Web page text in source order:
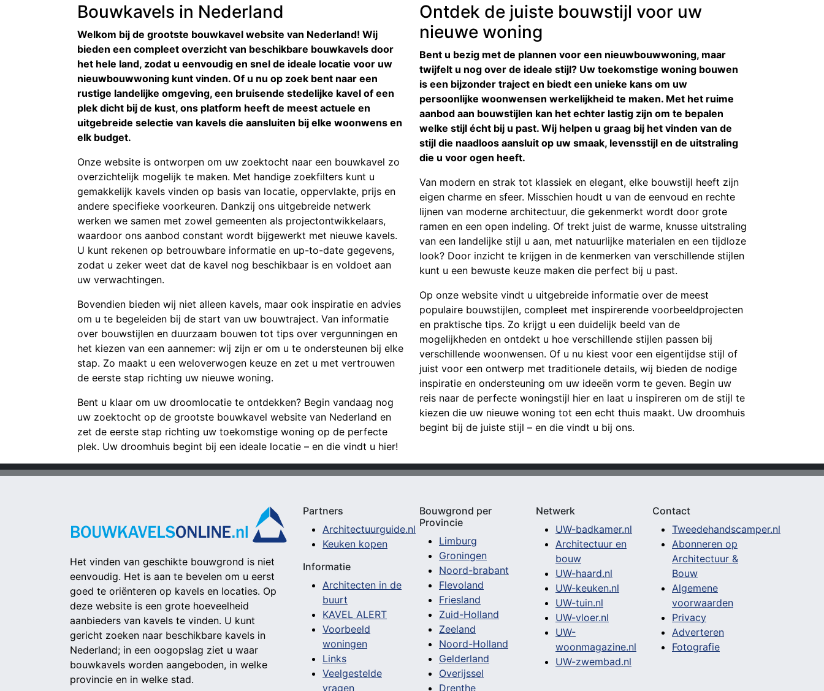
Bouwkavels in Nederland
Welkom bij de grootste bouwkavel website van Nederland! Wij
bieden een compleet overzicht van beschikbare bouwkavels door
het hele land, zodat u eenvoudig en snel de ideale locatie voor uw
nieuwbouwwoning kunt vinden. Of u nu op zoek bent naar een
rustige landelijke omgeving, een bruisende stedelijke kavel of een
plek dicht bij de kust, ons platform heeft de meest actuele en
uitgebreide selectie van kavels die aansluiten bij elke woonwens en
elk budget.
Onze website is ontworpen om uw zoektocht naar een bouwkavel zo
overzichtelijk mogelijk te maken. Met handige zoekfilters kunt u
gemakkelijk kavels vinden op basis van locatie, oppervlakte, prijs en
andere specifieke voorkeuren. Dankzij ons uitgebreide netwerk
werken we samen met zowel gemeenten als projectontwikkelaars,
waardoor ons aanbod constant wordt bijgewerkt met nieuwe kavels.
U kunt rekenen op betrouwbare informatie en up-to-date gegevens,
zodat u zeker weet dat de kavel nog beschikbaar is en voldoet aan
uw verwachtingen.
Bovendien bieden wij niet alleen kavels, maar ook inspiratie en advies
om u te begeleiden bij de start van uw bouwtraject. Van informatie
over bouwstijlen en duurzaam bouwen tot tips over vergunningen en
het kiezen van een aannemer: wij zijn er om u te ondersteunen bij elke
stap. Zo maakt u een weloverwogen keuze en zet u met vertrouwen
de eerste stap richting uw nieuwe woning.
Bent u klaar om uw droomlocatie te ontdekken? Begin vandaag nog
uw zoektocht op de grootste bouwkavel website van Nederland en
zet de eerste stap richting uw toekomstige woning op de perfecte
plek. Uw droomhuis begint bij een ideale locatie – en die vindt u hier!
Ontdek de juiste bouwstijl voor uw
nieuwe woning
Bent u bezig met de plannen voor een nieuwbouwwoning, maar
twijfelt u nog over de ideale stijl? Uw toekomstige woning bouwen
is een bijzonder traject en biedt een unieke kans om uw
persoonlijke woonwensen werkelijkheid te maken. Met het ruime
aanbod aan bouwstijlen kan het echter lastig zijn om te bepalen
welke stijl écht bij u past. Wij helpen u graag bij het vinden van de
stijl die naadloos aansluit op uw smaak, levensstijl en de uitstraling
die u voor ogen heeft.
Van modern en strak tot klassiek en elegant, elke bouwstijl heeft zijn
eigen charme en sfeer. Misschien houdt u van de eenvoud en rechte
lijnen van moderne architectuur, die gekenmerkt wordt door grote
ramen en een open indeling. Of trekt juist de warme, knusse uitstraling
van een landelijke stijl u aan, met natuurlijke materialen en een tijdloze
look? Door inzicht te krijgen in de kenmerken van verschillende stijlen
kunt u een bewuste keuze maken die perfect bij u past.
Op onze website vindt u uitgebreide informatie over de meest
populaire bouwstijlen, compleet met inspirerende voorbeeldprojecten
en praktische tips. Zo krijgt u een duidelijk beeld van de
mogelijkheden en ontdekt u hoe verschillende stijlen passen bij
verschillende woonwensen. Of u nu kiest voor een eigentijdse stijl of
juist voor een ontwerp met traditionele details, wij bieden de nodige
inspiratie en ondersteuning om uw ideeën vorm te geven. Begin uw
reis naar de perfecte woningstijl hier en laat u inspireren om de stijl te
kiezen die uw nieuwe woning tot een echt thuis maakt. Uw droomhuis
begint bij de juiste stijl – en die vindt u bij ons.
Het vinden van geschikte bouwgrond is niet
eenvoudig. Het is aan te bevelen om u eerst
goed te oriënteren op kavels en locaties. Op
deze website is een grote hoeveelheid
aanbieders van kavels te vinden. U kunt
gericht zoeken naar beschikbare kavels in
Nederland; in een oogopslag ziet u waar
bouwkavels worden aangeboden, in welke
provincie en in welke stad.
Partners
Architectuurguide.nl
Keuken kopen
Informatie
Architecten in de
buurt
KAVEL ALERT
Voorbeeld
woningen
Links
Veelgestelde
vragen
Bouwgrond per
Provincie
Limburg
Groningen
Noord-brabant
Flevoland
Friesland
Zuid-Holland
Zeeland
Noord-Holland
Gelderland
Overijssel
Drenthe
Netwerk
UW-badkamer.nl
Architectuur en
bouw
UW-haard.nl
UW-keuken.nl
UW-tuin.nl
UW-vloer.nl
UW-
woonmagazine.nl
UW-zwembad.nl
Contact
Tweedehandscamper.nl
Abonneren op
Architectuur &
Bouw
Algemene
voorwaarden
Privacy
Adverteren
Fotografie